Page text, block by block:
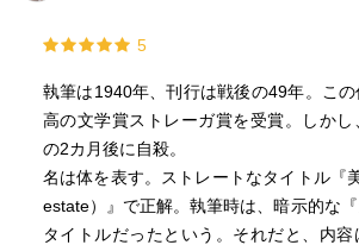
5
執筆は1940年、刊行は戦後の49年。こ
高の文学賞ストレーガ賞を受賞。しかし
の2カ月後に自殺。
名は体を表す。ストレートなタイトル『
estate）』で正解。執筆時は、暗示的な
タイトルだったという。それだと、内